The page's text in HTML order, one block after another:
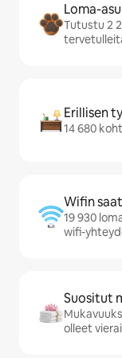
Loma-
Tutustu 2
Erillisen
14 680
Wifin
19 930
wifi-
Suositut
olleet